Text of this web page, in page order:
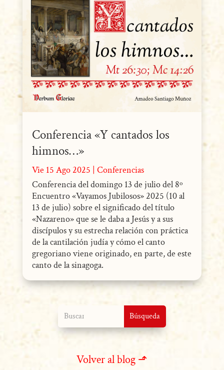
Conferencia «Y cantados los
himnos…»
Vie 15 Ago 2025
Conferencias
Conferencia del domingo 13 de julio del 8º
Encuentro «Vayamos Jubilosos» 2025 (10 al
13 de julio) sobre el significado del título
«Nazareno» que se le daba a Jesús y a sus
discípulos y su estrecha relación con práctica
de la cantilación judía y cómo el canto
gregoriano viene originado, en parte, de este
canto de la sinagoga.
Volver al blog ⬏